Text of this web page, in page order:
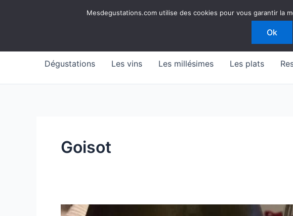
Mesdegustations
Dégustations Les vins Les millésimes Les plats
Goisot
Mesdegustations.com utilise des cookies pour vous garantir la
Ok